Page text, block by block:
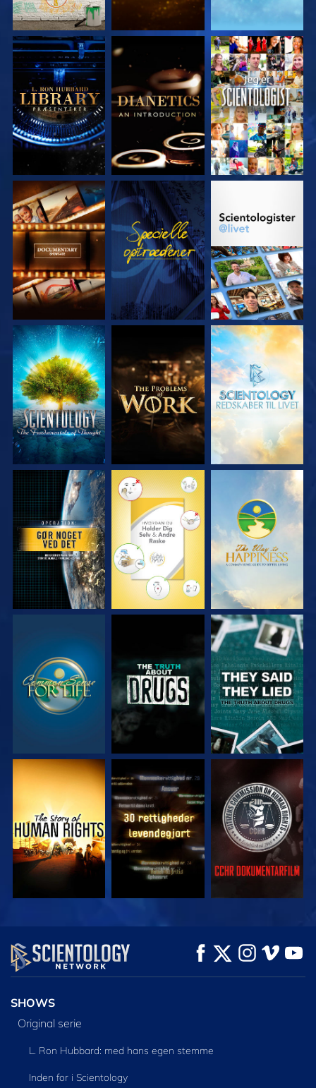
UDFORSK SERIEN UDFORSK SERIEN SE
UDFORSK SERIEN SE UDFORSK SERIEN
UDFORSK SERIEN UDFORSK SERIEN UDFORSK SERIEN
SE SE SE
SE SE
SE SE SE
SE UDFORSK SERIEN
SHOWS
Original serie
L. Ron Hubbard: med hans egen stemme
Inden for i Scientology